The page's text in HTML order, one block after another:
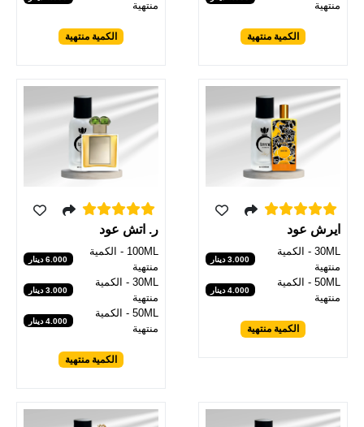
منتهية
الكمية منتهية
منتهية
الكمية منتهية
ايرش عود
30ML - الكمية
منتهية
3.000 دينار
50ML - الكمية
منتهية
4.000 دينار
الكمية منتهية
ر. اتش عود
100ML - الكمية
منتهية
6.000 دينار
30ML - الكمية
منتهية
3.000 دينار
50ML - الكمية
منتهية
4.000 دينار
الكمية منتهية